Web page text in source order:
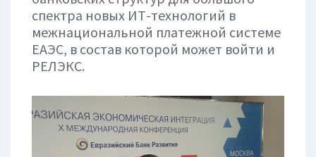
спектра новых ИТ-технологий в
межнациональной платежной системе
ЕАЭС, в состав которой может войти и
РЕЛЭКС.